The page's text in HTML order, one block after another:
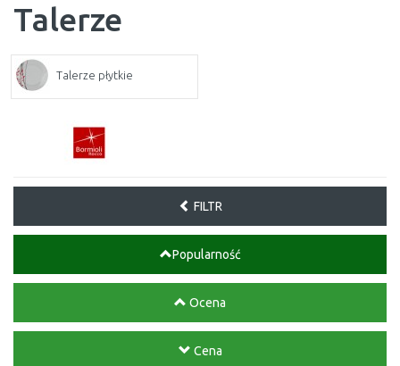
Talerze
Talerze płytkie
FILTR
Popularność
Ocena
Cena